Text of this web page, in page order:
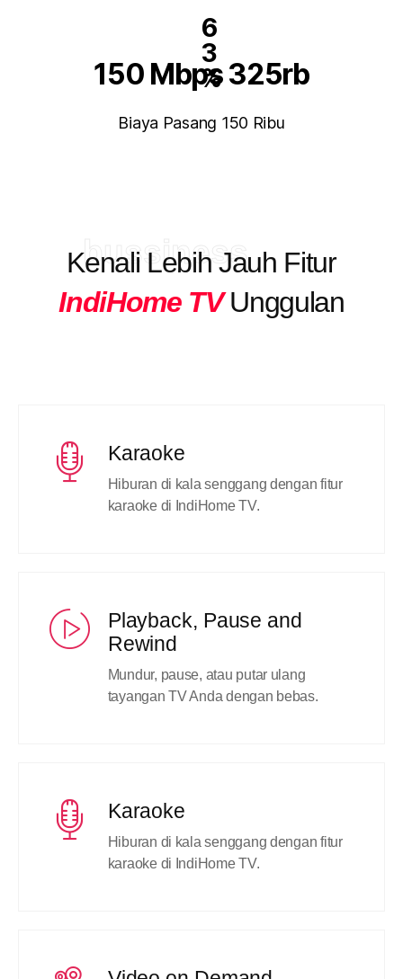
6
3
%
150 Mbps 325rb
Biaya Pasang 150 Ribu
bussiness
Kenali Lebih Jauh Fitur
IndiHome TVUnggulan
Karaoke
Hiburan di kala senggang dengan fitur
karaoke di IndiHome TV.
Playback, Pause and
Rewind
Mundur, pause, atau putar ulang
tayangan TV Anda dengan bebas.
Karaoke
Hiburan di kala senggang dengan fitur
karaoke di IndiHome TV.